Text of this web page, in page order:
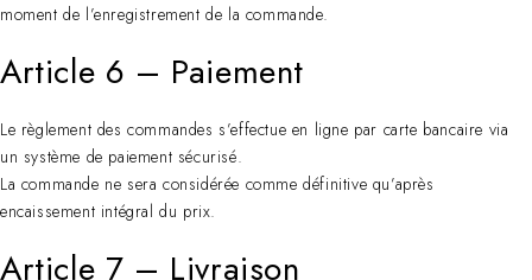
moment de l’enregistrement de la commande.
Article 6 – Paiement
Le règlement des commandes s’effectue en ligne par carte bancaire via
un système de paiement sécurisé.
La commande ne sera considérée comme définitive qu’après
encaissement intégral du prix.
Article 7 – Livraison